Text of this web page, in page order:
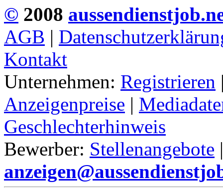
© 2008
AGB |
Kontakt
Unternehmen: Registrieren
Anzeigenpreise |
Geschlechterhinweis
Bewerber: Stellenangebote